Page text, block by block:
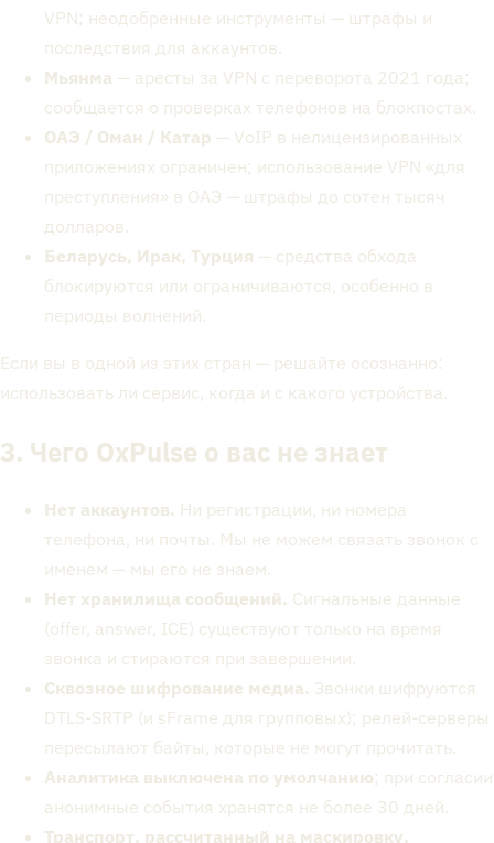
VPN; неодобренные инструменты — штрафы и
последствия для аккаунтов.
Мьянма — аресты за VPN с переворота 2021 года;
сообщается о проверках телефонов на блокпостах.
ОАЭ / Оман / Катар — VoIP в нелицензированных
приложениях ограничен; использование VPN «для
преступления» в ОАЭ — штрафы до сотен тысяч
долларов.
Беларусь, Ирак, Турция — средства обхода
блокируются или ограничиваются, особенно в
периоды волнений.
Если вы в одной из этих стран — решайте осознанно:
использовать ли сервис, когда и с какого устройства.
3. Чего OxPulse о вас не знает
Нет аккаунтов. Ни регистрации, ни номера
телефона, ни почты. Мы не можем связать звонок с
именем — мы его не знаем.
Нет хранилища сообщений. Сигнальные данные
(offer, answer, ICE) существуют только на время
звонка и стираются при завершении.
Сквозное шифрование медиа. Звонки шифруются
DTLS-SRTP (и sFrame для групповых); релей-серверы
пересылают байты, которые не могут прочитать.
Аналитика выключена по умолчанию; при согласии
анонимные события хранятся не более 30 дней.
Транспорт, рассчитанный на маскировку.